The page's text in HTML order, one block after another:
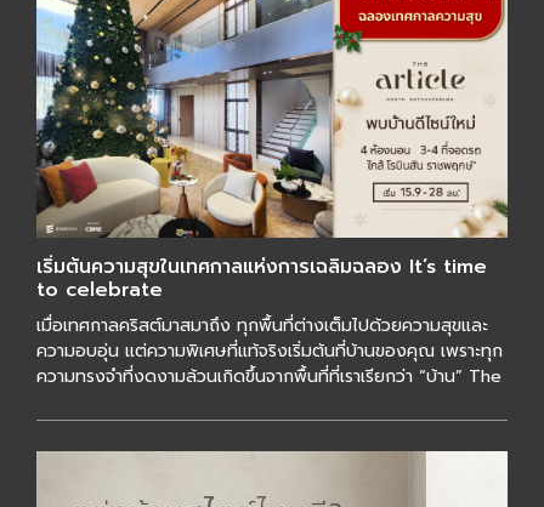
เริ่มต้นความสุขในเทศกาลแห่งการเฉลิมฉลอง It’s time
to celebrate
เมื่อเทศกาลคริสต์มาสมาถึง ทุกพื้นที่ต่างเต็มไปด้วยความสุขและ
ความอบอุ่น แต่ความพิเศษที่แท้จริงเริ่มต้นที่บ้านของคุณ เพราะทุก
ความทรงจำที่งดงามล้วนเกิดขึ้นจากพื้นที่ที่เราเรียกว่า “บ้าน” The